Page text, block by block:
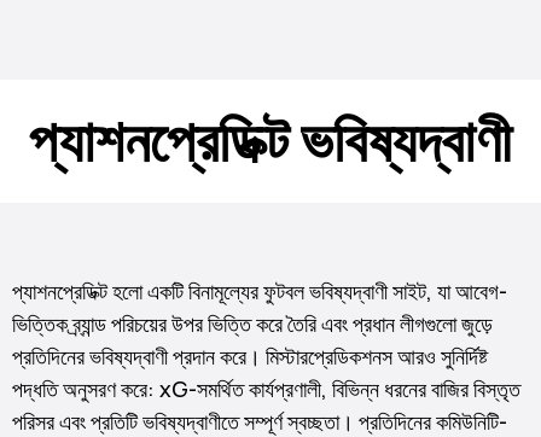
প্যাশনপ্রেডিক্ট ভবিষ্যদ্বাণী
প্যাশনপ্রেডিক্ট হলো একটি বিনামূল্যের ফুটবল ভবিষ্যদ্বাণী সাইট, যা আবেগ-
ভিত্তিক ব্র্যান্ড পরিচয়ের উপর ভিত্তি করে তৈরি এবং প্রধান লীগগুলো জুড়ে
প্রতিদিনের ভবিষ্যদ্বাণী প্রদান করে। মিস্টারপ্রেডিকশনস আরও সুনির্দিষ্ট
পদ্ধতি অনুসরণ করে: xG-সমর্থিত কার্যপ্রণালী, বিভিন্ন ধরনের বাজির বিস্তৃত
পরিসর এবং প্রতিটি ভবিষ্যদ্বাণীতে সম্পূর্ণ স্বচ্ছতা। প্রতিদিনের কমিউনিটি-